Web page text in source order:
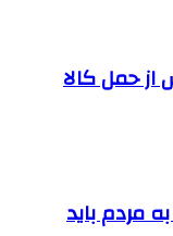
حمل کالا
مردم باید